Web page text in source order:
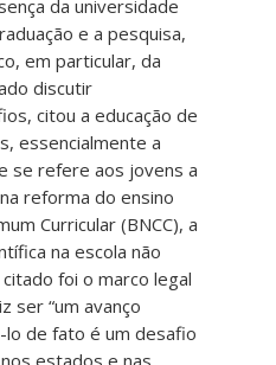
da universidade
e a pesquisa,
em particular, da
discutir
citou a educação de
essencialmente a
se refere aos jovens a
reforma do ensino
Curricular (BNCC), a
na escola não
foi o marco legal
ser “um avanço
de fato é um desafio
estados e nas